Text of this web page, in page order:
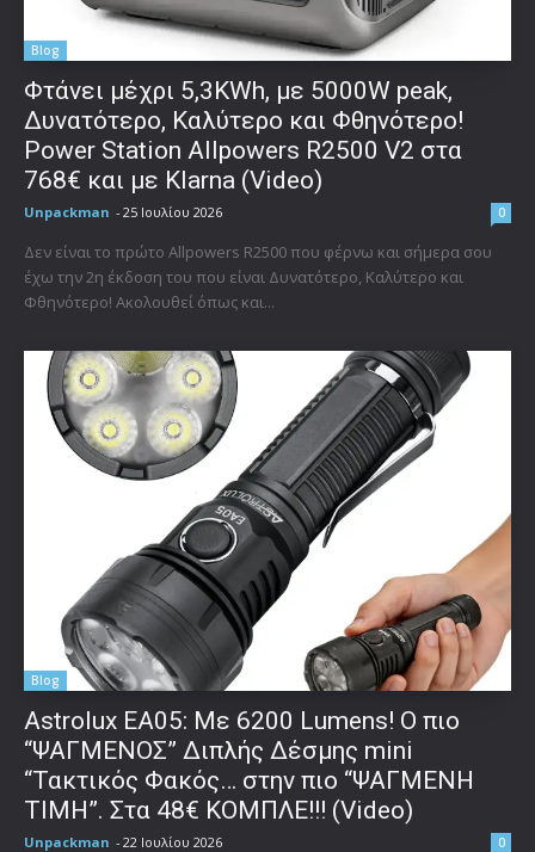
Blog
Φτάνει μέχρι 5,3KWh, με 5000W peak,
Δυνατότερο, Καλύτερο και Φθηνότερο!
Power Station Allpowers R2500 V2 στα
768€ και με Klarna (Video)
Unpackman - 25 Ιουλίου 2026 0
Δεν είναι το πρώτο Allpowers R2500 που φέρνω και σήμερα σου
έχω την 2η έκδοση του που είναι Δυνατότερο, Καλύτερο και
Φθηνότερο! Ακολουθεί όπως και...
Blog
Astrolux ΕΑ05: Με 6200 Lumens! Ο πιο
“ΨΑΓΜΕΝΟΣ” Διπλής Δέσμης mini
“Τακτικός Φακός… στην πιο “ΨΑΓΜΕΝΗ
ΤΙΜΗ”. Στα 48€ ΚΟΜΠΛΕ!!! (Video)
Unpackman - 22 Ιουλίου 2026 0